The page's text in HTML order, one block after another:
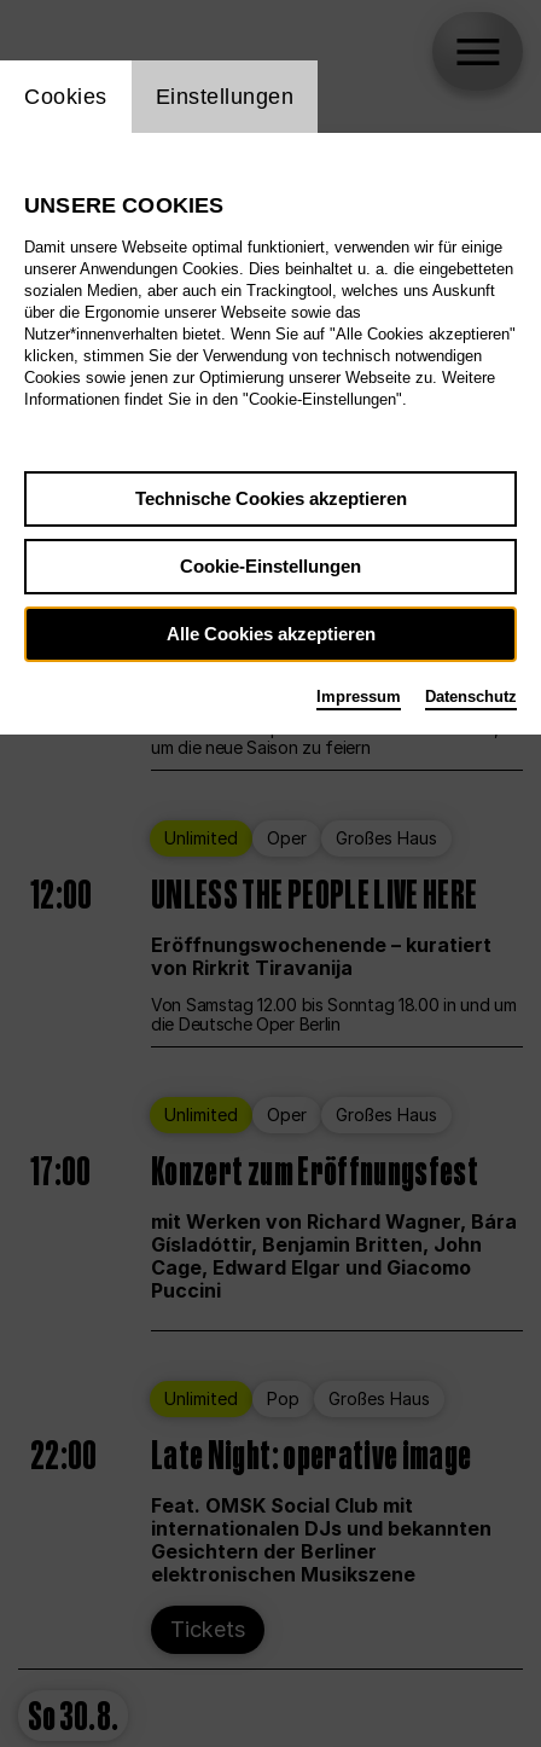
Alle Sparten
Alle Spielstätten
Alle Merkmale
Sa29.8.
Großes Haus
12:00 Eröffnungswochenende
um die neue Saison zu feiern
Unlimited Oper Großes Haus
12:00 UNLESS THE PEOPLE LIVE HERE
Eröffnungswochenende – kuratiert
von Rirkrit Tiravanija
Von Samstag 12.00 bis Sonntag 18.00 in und um
die Deutsche Oper Berlin
Unlimited Oper Großes Haus
17:00 Konzert zum Eröffnungsfest
mit Werken von Richard Wagner, Bára
Gísladóttir, Benjamin Britten, John
Cage, Edward Elgar und Giacomo
Puccini
Unlimited Pop Großes Haus
22:00 Late Night: operative image
Feat. OMSK Social Club mit
internationalen DJs und bekannten
Gesichtern der Berliner
elektronischen Musikszene
Tickets
So30.8.
Einstellung Website Cookie
Cookies Einstellungen
UNSERE COOKIES
Damit unsere Webseite optimal funktioniert, verwenden wir für einige
unserer Anwendungen Cookies. Dies beinhaltet u. a. die eingebetteten
sozialen Medien, aber auch ein Trackingtool, welches uns Auskunft
über die Ergonomie unserer Webseite sowie das
Nutzer*innenverhalten bietet. Wenn Sie auf "Alle Cookies akzeptieren"
klicken, stimmen Sie der Verwendung von technisch notwendigen
Cookies sowie jenen zur Optimierung unserer Webseite zu. Weitere
Informationen findet Sie in den "Cookie-Einstellungen".
Technische Cookies akzeptieren
Cookie-Einstellungen
Alle Cookies akzeptieren
Impressum Datenschutz